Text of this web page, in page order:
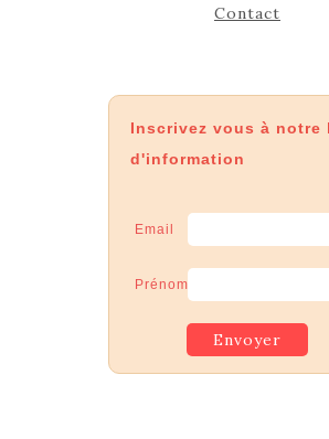
Contact
Inscrivez vous à notre
d'information
Email
Prénom